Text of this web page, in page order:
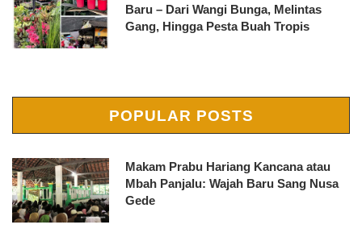
Baru – Dari Wangi Bunga, Melintas
Gang, Hingga Pesta Buah Tropis
POPULAR POSTS
Makam Prabu Hariang Kancana atau
Mbah Panjalu: Wajah Baru Sang Nusa
Gede